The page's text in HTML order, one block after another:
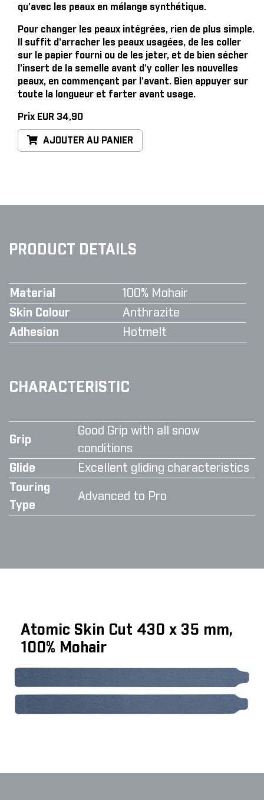
qu'avec les peaux en mélange synthétique.
Pour changer les peaux intégrées, rien de plus simple.
Il suffit d'arracher les peaux usagées, de les coller
sur le papier fourni ou de les jeter, et de bien sécher
l'insert de la semelle avant d'y coller les nouvelles
peaux, en commençant par l'avant. Bien appuyer sur
toute la longueur et farter avant usage.
Prix EUR 34,90
AJOUTER AU PANIER
PRODUCT DETAILS
Material
100% Mohair
Skin Colour
Anthrazite
Adhesion
Hotmelt
CHARACTERISTIC
Grip
Good Grip with all snow
conditions
Glide
Excellent gliding characteristics
Touring
Type
Advanced to Pro
Atomic Skin Cut 430 x 35 mm,
100% Mohair